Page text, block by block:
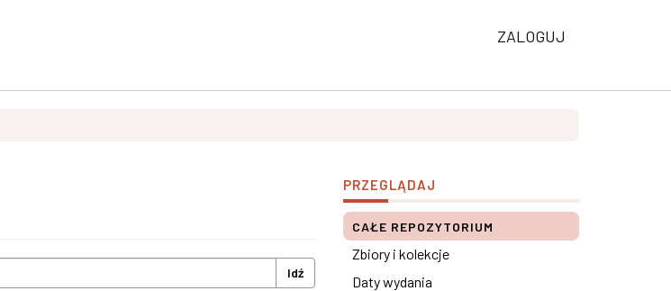
ZALOGUJ
Idź
PRZEGLĄDAJ
CAŁE REPOZYTORIUM
Zbiory i kolekcje
Daty wydania